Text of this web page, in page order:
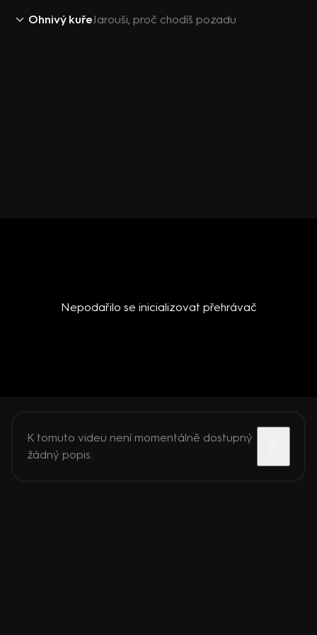
Ohnivý kuřeJarouši, proč chodíš pozadu
Nepodařilo se inicializovat přehrávač
K tomuto videu není momentálně dostupný
žádný popis.